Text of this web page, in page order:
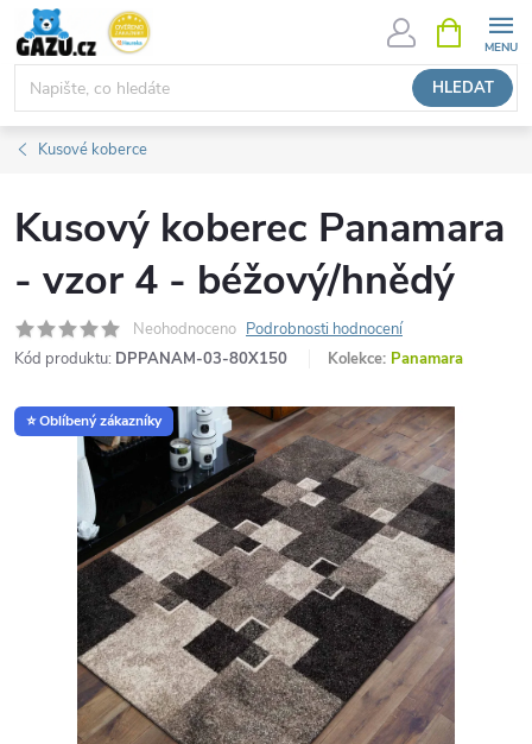
Přejít
obsah
HLEDAT
NÁKUPNÍ
KOŠÍK
Kusové koberce
Kusový koberec Panamara
- vzor 4 - béžový/hnědý
Neohodnoceno Podrobnosti hodnocení
Kód produktu: DPPANAM-03-80X150 Kolekce: Panamara
⭐ Oblíbený zákazníky